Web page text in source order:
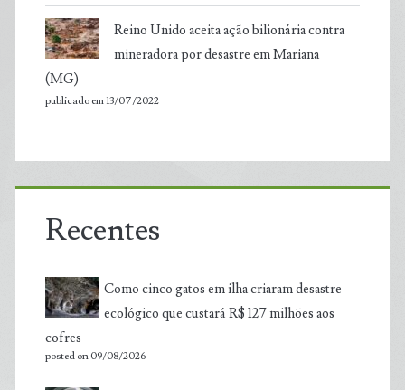
Reino Unido aceita ação bilionária contra
mineradora por desastre em Mariana
(MG)
publicado em 13/07/2022
Recentes
Como cinco gatos em ilha criaram desastre
ecológico que custará R$ 127 milhões aos
cofres
posted on 09/08/2026